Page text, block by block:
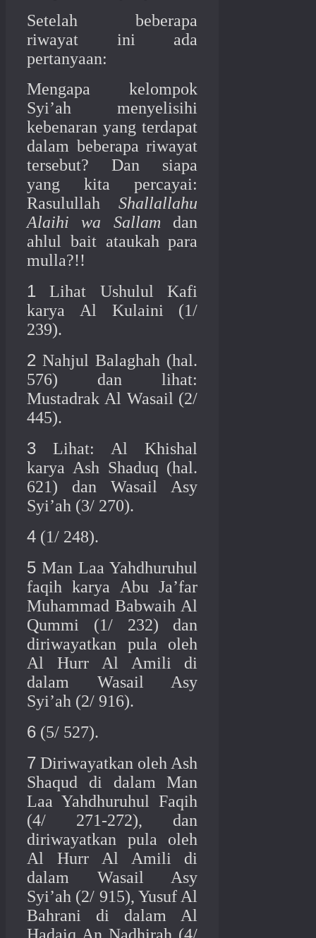
Setelah beberapa
riwayat ini ada
pertanyaan:
Mengapa kelompok
Syi’ah menyelisihi
kebenaran yang terdapat
dalam beberapa riwayat
tersebut? Dan siapa
yang kita percayai:
RasulullahShallallahu
Alaihi wa Sallam dan
ahlul bait ataukah para
mulla?!!
1 Lihat Ushulul Kafi
karya Al Kulaini (1/
239).
2 Nahjul Balaghah (hal.
576) dan lihat:
Mustadrak Al Wasail (2/
445).
3 Lihat: Al Khishal
karya Ash Shaduq (hal.
621) dan Wasail Asy
Syi’ah (3/ 270).
4 (1/ 248).
5 Man Laa Yahdhuruhul
faqih karya Abu Ja’far
Muhammad Babwaih Al
Qummi (1/ 232) dan
diriwayatkan pula oleh
Al Hurr Al Amili di
dalam Wasail Asy
Syi’ah (2/ 916).
6 (5/ 527).
7 Diriwayatkan oleh Ash
Shaqud di dalam Man
Laa Yahdhuruhul Faqih
(4/ 271-272), dan
diriwayatkan pula oleh
Al Hurr Al Amili di
dalam Wasail Asy
Syi’ah (2/ 915), Yusuf Al
Bahrani di dalam Al
Hadaiq An Nadhirah (4/